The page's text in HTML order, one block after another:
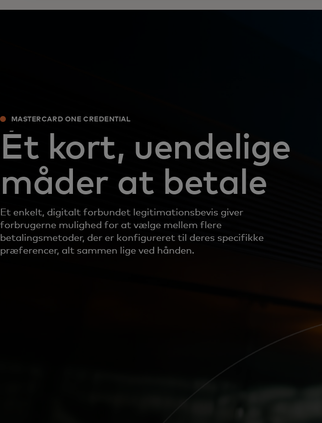
MASTERCARD ONE CREDENTIAL
Ét kort, uendelige
måder at betale
Et enkelt, digitalt forbundet legitimationsbevis giver
forbrugerne mulighed for at vælge mellem flere
betalingsmetoder, der er konfigureret til deres specifikke
præferencer, alt sammen lige ved hånden.